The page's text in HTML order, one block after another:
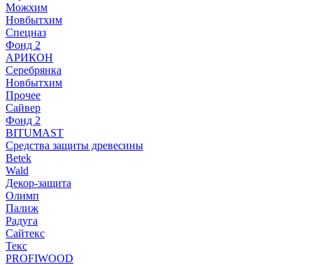
Можхим
Новбытхим
Спецназ
Фонд 2
АРИКОН
Серебрянка
Новбытхим
Прочее
Сайвер
Фонд 2
BITUMAST
Средства защиты древесины
Betek
Wald
Декор-защита
Олимп
Палиж
Радуга
Сайтекс
Текс
PROFIWOOD